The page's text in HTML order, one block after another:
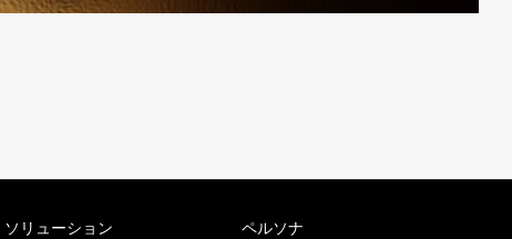
ソリューション
ペルソナ